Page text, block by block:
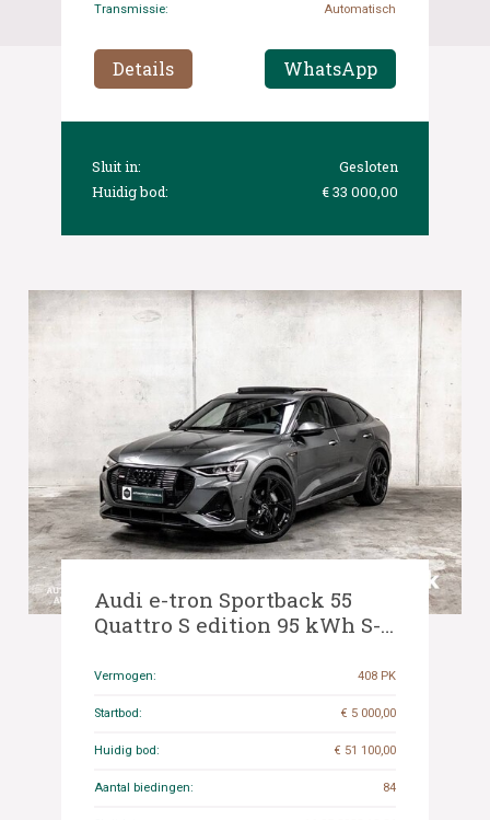
Transmissie: Automatisch
Details WhatsApp
Sluit in:
Gesloten
Huidig bod:
€ 33 000,00
Audi e-tron Sportback 55
Quattro S edition 95 kWh S-
J-746-HV
Vermogen: 408 PK
Startbod: € 5 000,00
Huidig bod: € 51 100,00
Aantal biedingen: 84